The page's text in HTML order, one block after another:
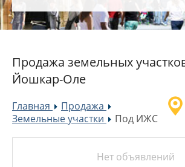
Продажа земельных
Йошкар-Оле
Главная »Продажа
Земельные участки »Под ИЖС
Нет объявлений